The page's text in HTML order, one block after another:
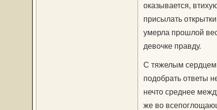
оказывается,
присылать
умерла прошлой
девочке правду.
С тяжелым сердцем
подобрать ответы
нечто среднее
же во